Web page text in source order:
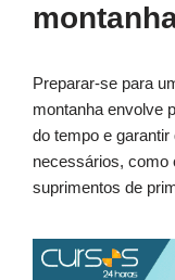
Preparar-se para
montanha envolve
do tempo e
necessários, como
suprimentos de